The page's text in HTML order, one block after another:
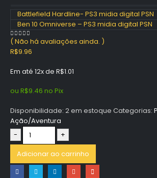
Battlefield Hardline- PS3 midia digital PSN
Ben 10 Omniverse – PS3 midia digital PSN
0 out of 5
( Não há avaliações ainda. )
R$9.96
Em até 12x de R$1.01
ou R$9.46 no Pix
Disponibilidade: 2 em estoque Categorias:
Ação/Aventura
-
+
Adicionar ao carrinho